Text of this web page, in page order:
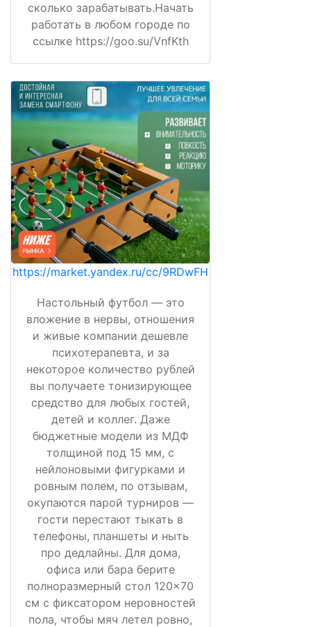
сколько зарабатывать.Начать
работать в любом городе по
ссылке https://goo.su/VnfKth
https://market.yandex.ru/cc/9RDwFH
Настольный футбол — это
вложение в нервы, отношения
и живые компании дешевле
психотерапевта, и за
некоторое количество рублей
вы получаете тонизирующее
средство для любых гостей,
детей и коллег. Даже
бюджетные модели из МДФ
толщиной под 15 мм, с
нейлоновыми фигурками и
ровным полем, по отзывам,
окупаются парой турниров —
гости перестают тыкать в
телефоны, планшеты и ныть
про дедлайны. Для дома,
офиса или бара берите
полноразмерный стол 120×70
см с фиксатором неровностей
пола, чтобы мяч летел ровно,